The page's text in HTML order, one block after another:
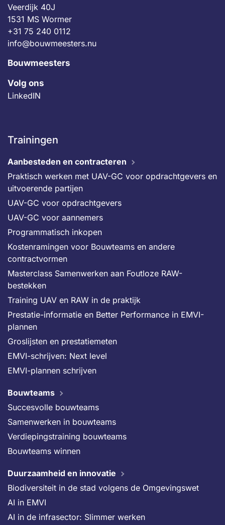
Veerdijk 40J
1531 MS Wormer
+31 75 240 0112
info@bouwmeesters.nu
Bouwmeesters
Volg ons
LinkedIN
Trainingen
Aanbesteden en contracteren
Praktisch werken met UAV-GC voor opdrachtgevers en
uitvoerende partijen
UAV-GC voor opdrachtgevers
UAV-GC voor aannemers
Programmatisch inkopen
Kostenramingen voor Bouwteams en andere
contractvormen
Masterclass Samenwerken aan Foutloze RAW-
bestekken
Training UAV en RAW in de praktijk
Prestatie-informatie en Better Performance in EMVI-
plannen
Groslijsten en prestatiemeten
EMVI-schrijven: Next level
EMVI-plannen schrijven
Bouwteams
Succesvolle bouwteams
Samenwerken in bouwteams
Verdiepingstraining bouwteams
Bouwteams winnen
Duurzaamheid en innovatie
Biodiversiteit in de stad volgens de Omgevingswet
AI in EMVI
AI in de infrasector: Slimmer werken